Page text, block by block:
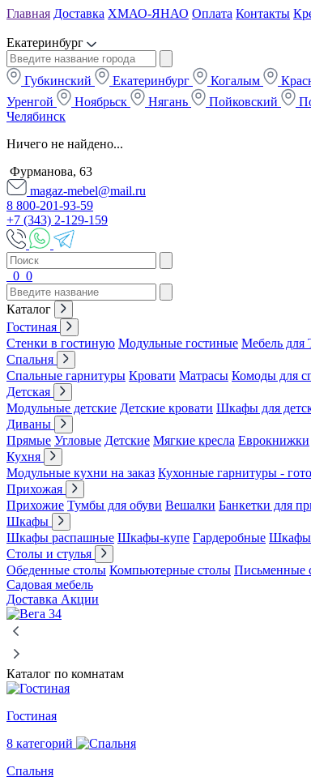
Главная Доставка ХМАО-ЯНАО Оплата Контакты
Екатеринбург
Губкинский Екатеринбург Когалым
Уренгой
Ноябрьск Нягань Пойковский
Челябинск
Ничего не найдено...
Фурманова, 63
magaz-mebel@mail.ru
8 800-201-93-59
+7 (343) 2-129-159
0 0
Каталог
Гостиная
Стенки в гостиную Модульные гостиные Мебель для
Спальня
Спальные гарнитуры Кровати Матрасы Комоды для
Детская
Модульные детские Детские кровати Шкафы для
Диваны
Прямые Угловые Детские Мягкие кресла Еврокнижки
Кухня
Модульные кухни на заказ Кухонные гарнитуры -
Прихожая
Прихожие Тумбы для обуви Вешалки Банкетки для
Шкафы
Шкафы распашные Шкафы-купе Гардеробные Шкафы
Столы и стулья
Обеденные столы Компьютерные столы Письменные
Садовая мебель
Доставка Акции
Каталог по комнатам
Гостиная
8 категорий
Спальня